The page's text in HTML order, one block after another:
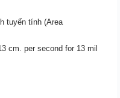
tuyến tính (Area
cm. per second for 13 mil